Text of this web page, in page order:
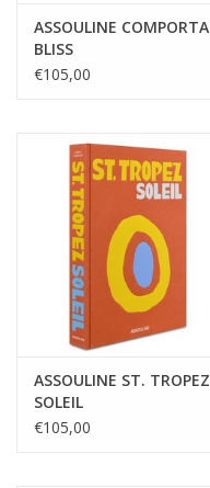
ASSOULINE COMPORTA
BLISS
€105,00
ASSOULINE ST. TROPEZ
SOLEIL
€105,00